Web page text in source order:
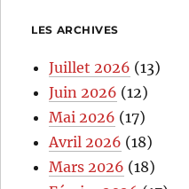
LES ARCHIVES
Juillet 2026 (13)
Juin 2026 (12)
Mai 2026 (17)
Avril 2026 (18)
Mars 2026 (18)